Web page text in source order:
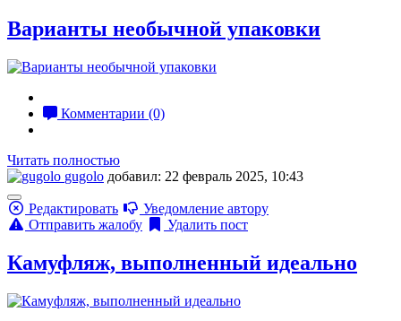
Варианты необычной упаковки
Комментарии (0)
Читать полностью
gugolo добавил: 22 февраль 2025, 10:43
Редактировать
Уведомление автору
Отправить жалобу
Удалить пост
Камуфляж, выполненный идеально